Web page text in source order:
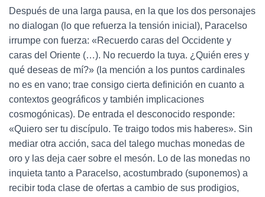
Después de una larga pausa, en la que los dos personajes
no dialogan (lo que refuerza la tensión inicial), Paracelso
irrumpe con fuerza: «Recuerdo caras del Occidente y
caras del Oriente (…). No recuerdo la tuya. ¿Quién eres y
qué deseas de mí?» (la mención a los puntos cardinales
no es en vano; trae consigo cierta definición en cuanto a
contextos geográficos y también implicaciones
cosmogónicas). De entrada el desconocido responde:
«Quiero ser tu discípulo. Te traigo todos mis haberes». Sin
mediar otra acción, saca del talego muchas monedas de
oro y las deja caer sobre el mesón. Lo de las monedas no
inquieta tanto a Paracelso, acostumbrado (suponemos) a
recibir toda clase de ofertas a cambio de sus prodigios,